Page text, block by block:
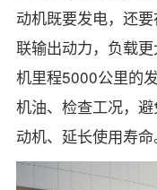
动机既要发电，还
联输出动力，负载
机里程5000公里的
机油、检查工况，
动机、延长使用寿命